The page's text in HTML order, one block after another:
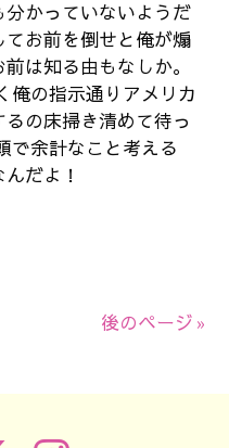
かっていないようだ
お前を倒せと俺が煽
は知る由もなしか。
俺の指示通りアメリカ
の床掃き清めて待っ
で余計なこと考える
だよ！
後のページ »